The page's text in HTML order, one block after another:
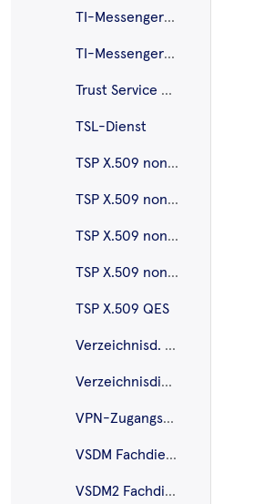
TI-Messenger-Client
TI-Messenger-Fachdienst
Trust Service Provider CVC
TSL-Dienst
TSP X.509 nonQES – eGK
TSP X.509 nonQES – HBA
TSP X.509 nonQES – Komponentenzertifikate
TSP X.509 nonQES – SMC-B
TSP X.509 QES
Verzeichnisd. FHIR
Verzeichnisdienst
VPN-Zugangsdienst
VSDM Fachdienste
VSDM2 Fachdienst